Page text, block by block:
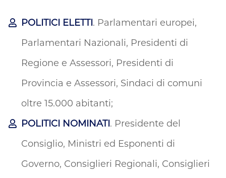
POLITICI ELETTI. Parlamentari europei,
Parlamentari Nazionali, Presidenti di
Regione e Assessori, Presidenti di
Provincia e Assessori, Sindaci di comuni
oltre 15.000 abitanti;
POLITICI NOMINATI. Presidente del
Consiglio, Ministri ed Esponenti di
Governo, Consiglieri Regionali, Consiglieri